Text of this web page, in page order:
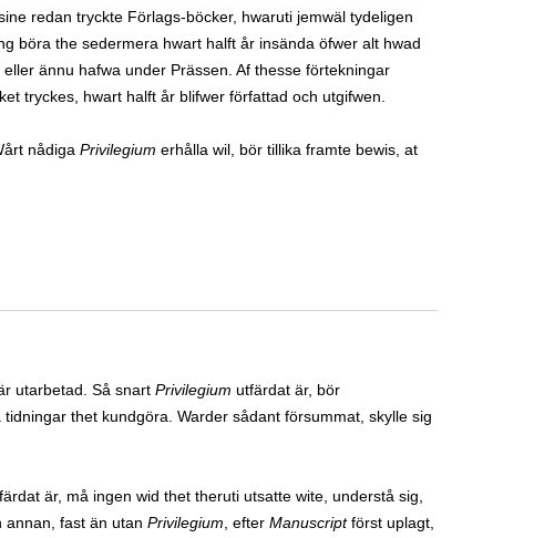
redan tryckte Förlags-böcker, hwaruti jemwäl tydeligen
böra the sedermera hwart halft år insända öfwer alt hwad
ännu hafwa under Prässen. Af thesse förtekningar
tryckes, hwart halft år blifwer författad och utgifwen.
nådiga Privilegium erhålla wil, bör tillika framte bewis, at
utarbetad. Så snart Privilegium utfärdat är, bör
thet kundgöra. Warder sådant försummat, skylle sig
är, må ingen wid thet theruti utsatte wite, understå sig,
annan, fast än utan Privilegium , efter Manuscriptförst uplagt,